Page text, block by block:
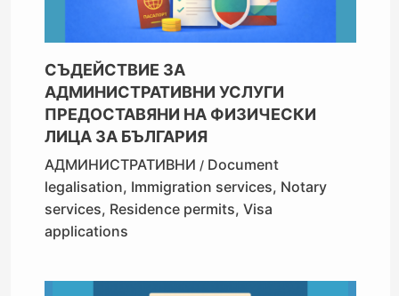
СЪДЕЙСТВИЕ ЗА
АДМИНИСТРАТИВНИ УСЛУГИ
ПРЕДОСТАВЯНИ НА ФИЗИЧЕСКИ
ЛИЦА ЗА БЪЛГАРИЯ
АДМИНИСТРАТИВНИ / Document
legalisation, Immigration services, Notary
services, Residence permits,Visa
applications